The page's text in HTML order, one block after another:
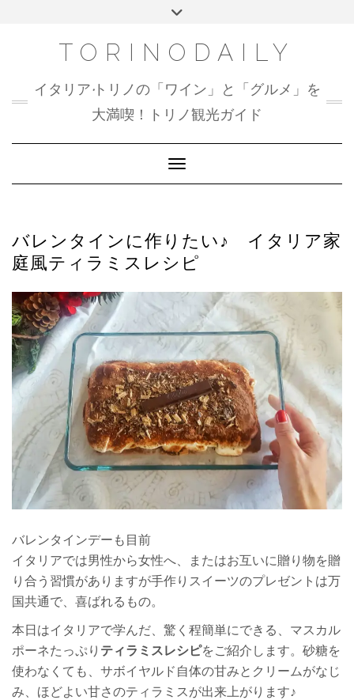
Toggle
TORINODAILY
イタリア•トリノの「ワイン」と「グルメ」を
大満喫！トリノ観光ガイド
Toggle Navigation
バレンタインに作りたい♪ イタリア家
庭風ティラミスレシピ
バレンタインデーも目前
イタリアでは男性から女性へ、またはお互いに贈り物を贈
り合う習慣がありますが手作りスイーツのプレゼントは万
国共通で、喜ばれるもの。
本日はイタリアで学んだ、驚く程簡単にできる、マスカル
ポーネたっぷり ティラミスレシピをご紹介します。砂糖を
使わなくても、サボイヤルド自体の甘みとクリームがなじ
み、ほどよい甘さのティラミスが出来上がります♪